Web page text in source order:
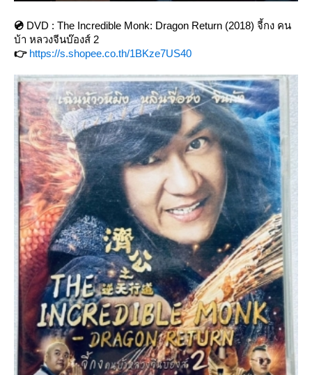
💿 DVD : The Incredible Monk: Dragon Return (2018) จี้กง คน
บ้า หลวงจีนบ๊องส์ 2
👉 https://s.shopee.co.th/1BKze7US40